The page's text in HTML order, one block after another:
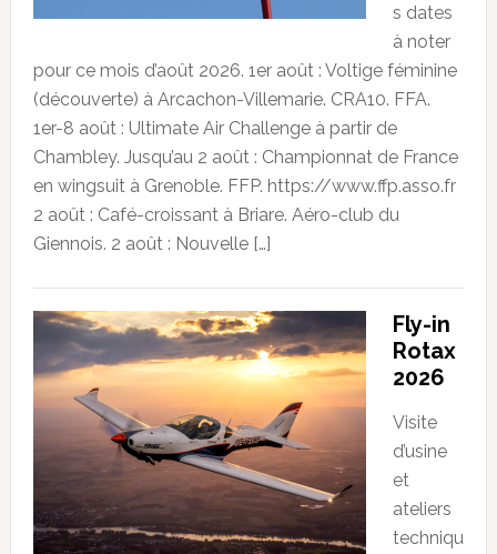
s dates
à noter
pour ce mois d’août 2026. 1er août : Voltige féminine
(découverte) à Arcachon-Villemarie. CRA10. FFA.
1er-8 août : Ultimate Air Challenge à partir de
Chambley. Jusqu’au 2 août : Championnat de France
en wingsuit à Grenoble. FFP. https://www.ffp.asso.fr
2 août : Café-croissant à Briare. Aéro-club du
Giennois. 2 août : Nouvelle […]
Fly-in
Rotax
2026
Visite
d’usine
et
ateliers
techniqu